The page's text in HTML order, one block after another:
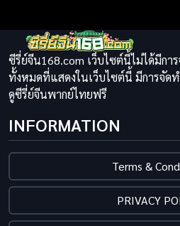
ซีรี่ย์จีน168.com เว็บไซต์นี้ไม่ได้มีกา
ทั้งหมดที่แสดงในเว็บไซต์นี้ มีการจัด
ดูซีรี่ย์จีนพากย์ไทยฟรี
INFORMATION
Terms &
PRIVACY